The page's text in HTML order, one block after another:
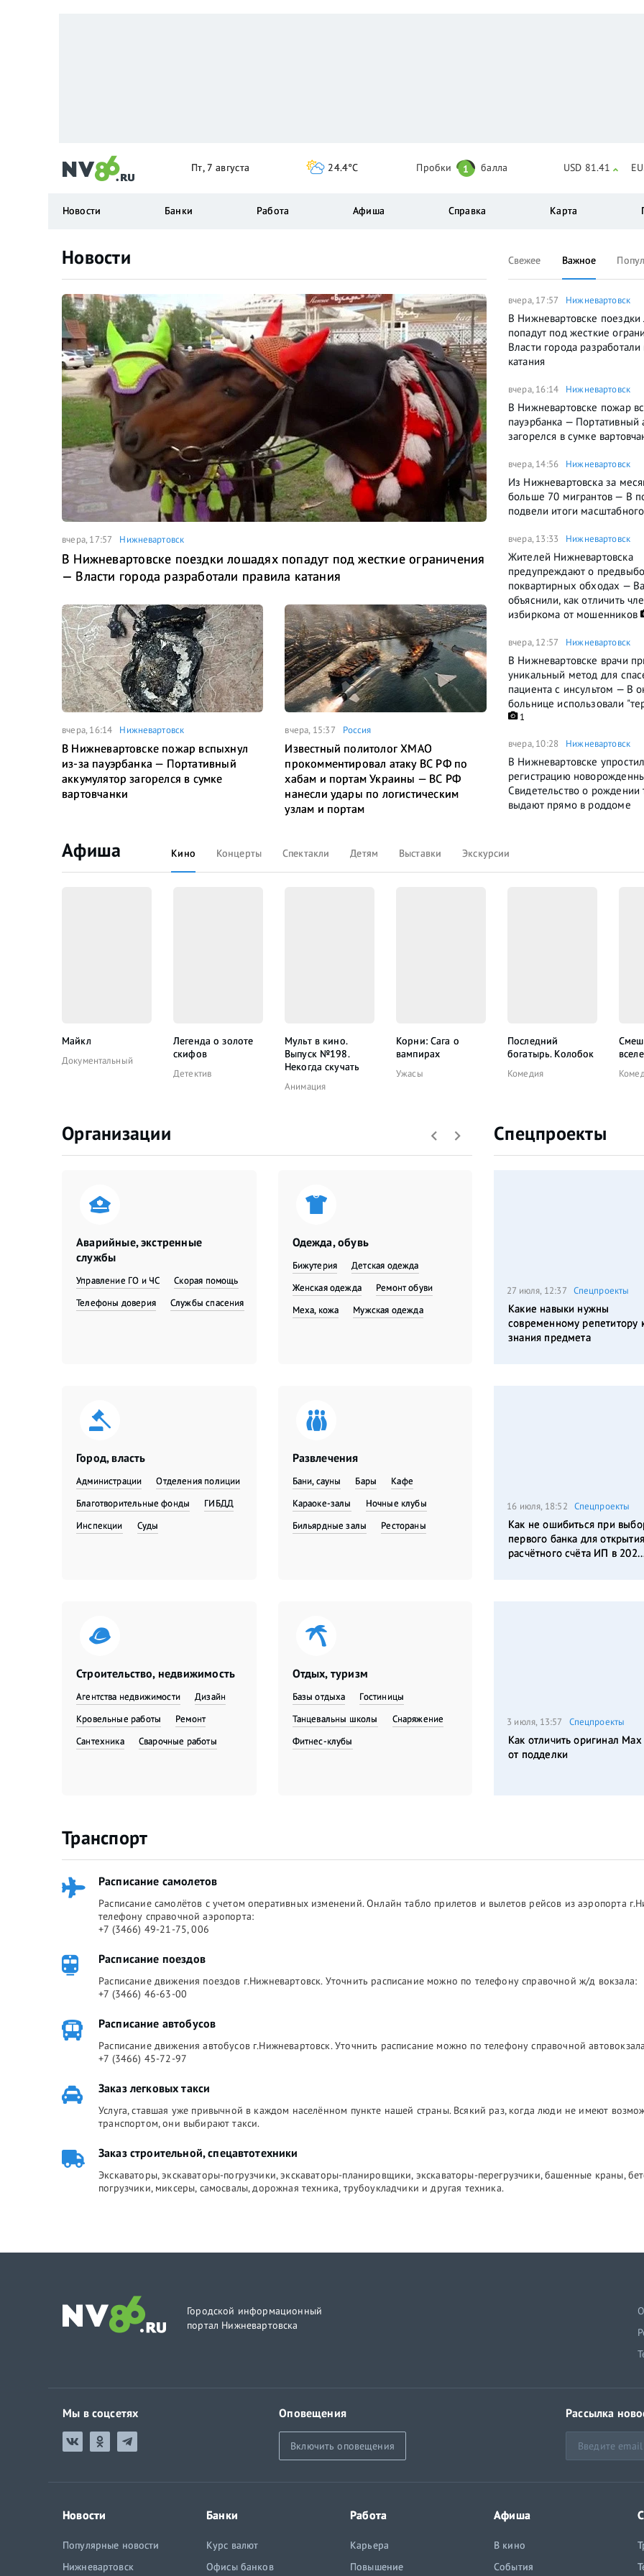
Новости
вчера, 17:57 Нижневартовск
В Нижневартовске поездки лошадях попадут под жесткие ограничения
— Власти города разработали правила катания
вчера, 16:14 Нижневартовск
В Нижневартовске пожар вспыхнул
из-за пауэрбанка — Портативный
аккумулятор загорелся в сумке
вартовчанки
вчера, 15:37 Россия
Известный политолог ХМАО
прокомментировал атаку ВС РФ по
хабам и портам Украины — ВС РФ
нанесли удары по логистическим
узлам и портам
Свежее Важное
вчера, 17:57 Нижневартовск
В Нижневартовске
попадут под жесткие
Власти города
катания
вчера, 16:14 Нижневартовск
В Нижневартовске пожар
пауэрбанка — Портативный
загорелся в сумке
вчера, 14:56 Нижневартовск
Из Нижневартовска за
больше 70 мигрантов — В
подвели итоги
вчера, 13:33 Нижневартовск
Жителей Нижневартовска
предупреждают о
поквартирных обходах —
объяснили, как отличить
избиркома от мошенников
вчера, 12:57 Нижневартовск
В Нижневартовске врачи
уникальный метод для
пациента с инсультом — В
больнице использовали
1
вчера, 10:28 Нижневартовск
В Нижневартовске
регистрацию
Свидетельство о рождении
выдают прямо в роддоме
Афиша Кино Концерты Спектакли Детям Выставки Экскурсии
Майкл
Документальный
Легенда о золоте
скифов
Детектив
Мульт в кино.
Выпуск №198.
Некогда скучать
Анимация
Корни: Сага о
вампирах
Ужасы
Последний
богатырь. Колобок
Комедия
Организации
Аварийные, экстренные
службы
Управление ГО и ЧС
Скорая помощь
Телефоны доверия
Службы спасения
Город, власть
Администрации
Отделения полиции
Благотворительные фонды
ГИБДД
Инспекции
Суды
Строительство, недвижимость
Агентства недвижимости
Дизайн
Кровельные работы
Ремонт
Сантехника
Сварочные работы
Одежда, обувь
Бижутерия
Детская одежда
Женская одежда
​Ремонт обуви
Меха, кожа
Мужская одежда
Развлечения
Бани, сауны Бары
Кафе
Караоке-залы
Ночные клубы
Бильярдные залы
Рестораны
Отдых, туризм
Базы отдыха
Гостиницы
Танцевальны школы
Снаряжение
Фитнес-клубы
Спецпроекты
27 июля, 12:37 Спецпроекты
Какие навыки нужны
современному репетитору
знания предмета
16 июля, 18:52 Спецпроекты
Как не ошибиться при
первого банка для открытия
расчётного счёта ИП в
3 июля, 13:57 Спецпроекты
Как отличить оригинал
от подделки
Транспорт
Расписание самолетов
Расписание самолётов с учетом оперативных изменений. Онлайн табло прилетов и вылетов рейсов из аэропорта
телефону справочной аэропорта:
+7 (3466) 49-21-75, 006
Расписание поездов
Расписание движения поездов г.Нижневартовск. Уточнить расписание можно по телефону справочной ж/д вокзала:
+7 (3466) 46-63-00
Расписание автобусов
Расписание движения автобусов г.Нижневартовск. Уточнить расписание можно по телефону справочной
+7 (3466) 45-72-97
Заказ легковых такси
Услуга, ставшая уже привычной в каждом населённом пункте нашей страны. Всякий раз, когда люди не имеют
транспортом, они выбирают такси.
Заказ строительной, спецавтотехники
Экскаваторы, экскаваторы-погрузчики, экскаваторы-планировщики, экскаваторы-перегрузчики, башенные краны,
погрузчики, миксеры, самосвалы, дорожная техника, трубоукладчики и другая техника.
Пт, 7 августа 24.4°C Пробки 1 балла USD 81.41
Новости Банки Работа Афиша Справка Карта
Городской информационный
портал Нижневартовска
Мы в соцсетях Оповещения
Включить оповещения
Рассылка
Новости
Популярные новости
Нижневартовск
Банки
Курс валют
Офисы банков
Работа
Карьера
Повышение
Афиша
В кино
События